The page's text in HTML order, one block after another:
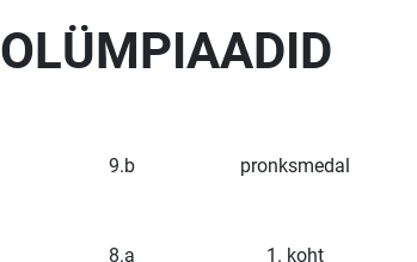
OLÜMPIAADID
9.b pronksmedal
8.a 1. koht